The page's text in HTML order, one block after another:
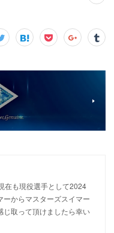
在も現役選手として2024
からマスターズスイマー
じ取って頂けましたら幸い